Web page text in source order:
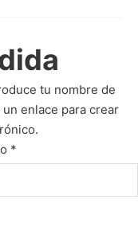
tu nombre de
enlace para crear
*